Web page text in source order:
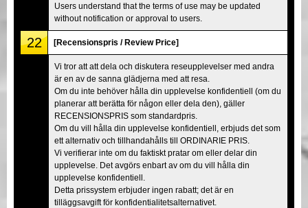
Users understand that the terms of use may be updated
without notification or approval to users.
22 [Recensionspris / Review Price]
Vi tror att att dela och diskutera reseupplevelser med andra
är en av de sanna glädjerna med att resa.
Om du inte behöver hålla din upplevelse konfidentiell (om du
planerar att berätta för någon eller dela den), gäller
RECENSIONSPRIS som standardpris.
Om du vill hålla din upplevelse konfidentiell, erbjuds det som
ett alternativ och tillhandahålls till ORDINARIE PRIS.
Vi verifierar inte om du faktiskt pratar om eller delar din
upplevelse. Det avgörs enbart av om du vill hålla din
upplevelse konfidentiell.
Detta prissystem erbjuder ingen rabatt; det är en
tilläggsavgift för konfidentialitetsalternativet.